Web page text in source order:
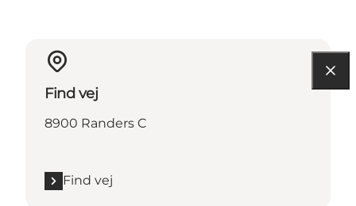
Find vej
8900 Randers C
Find vej